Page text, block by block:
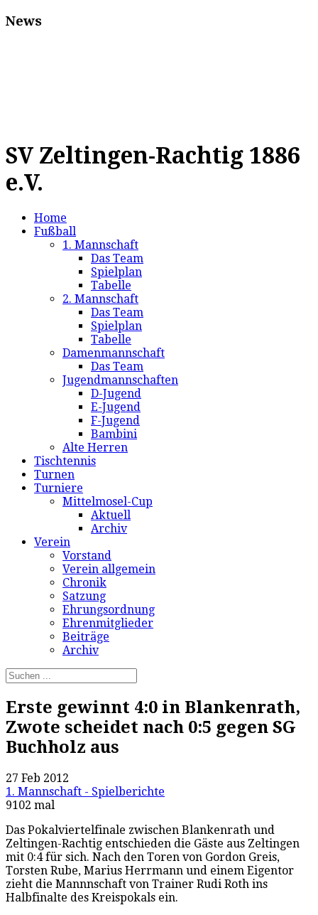
News
SV Zeltingen-Rachtig 1886
e.V.
Home
Fußball
1. Mannschaft
Das Team
Spielplan
Tabelle
2. Mannschaft
Das Team
Spielplan
Tabelle
Damenmannschaft
Das Team
Jugendmannschaften
D-Jugend
E-Jugend
F-Jugend
Bambini
Alte Herren
Tischtennis
Turnen
Turniere
Mittelmosel-Cup
Aktuell
Archiv
Verein
Vorstand
Verein allgemein
Chronik
Satzung
Ehrungsordnung
Ehrenmitglieder
Beiträge
Archiv
Erste gewinnt 4:0 in Blankenrath,
Zwote scheidet nach 0:5 gegen SG
Buchholz aus
27 Feb 2012
1. Mannschaft - Spielberichte
9102 mal
Das Pokalviertelfinale zwischen Blankenrath und
Zeltingen-Rachtig entschieden die Gäste aus Zeltingen
mit 0:4 für sich. Nach den Toren von Gordon Greis,
Torsten Rube, Marius Herrmann und einem Eigentor
zieht die Mannnschaft von Trainer Rudi Roth ins
Halbfinalte des Kreispokals ein.